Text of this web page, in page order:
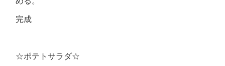
完成
☆ポテトサラダ☆